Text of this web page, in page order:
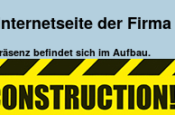
der
befindet sich im Aufbau.